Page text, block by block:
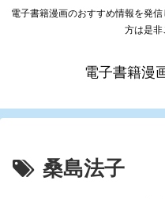
電子書籍漫画のおすすめ情報を発
方は是非
電子書籍漫
桑島法子